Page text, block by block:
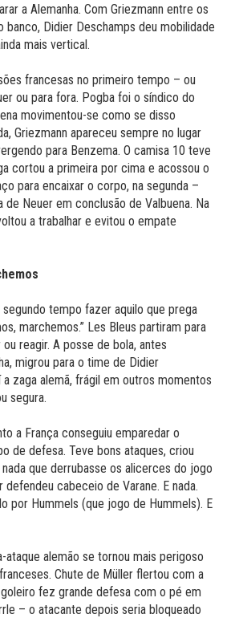
a Alemanha. Com Griezmann entre os
banco, Didier Deschamps deu mobilidade
mais vertical.
francesas no primeiro tempo – ou
ou para fora. Pogba foi o síndico do
movimentou-se como se disso
Griezmann apareceu sempre no lugar
para Benzema. O camisa 10 teve
cortou a primeira por cima e acossou o
para encaixar o corpo, na segunda –
de Neuer em conclusão de Valbuena. Na
a trabalhar e evitou o empate
segundo tempo fazer aquilo que prega
marchemos.” Les Bleus partiram para
reagir. A posse de bola, antes
migrou para o time de Didier
a zaga alemã, frágil em outros momentos
segura.
a França conseguiu emparedar o
de defesa. Teve bons ataques, criou
que derrubasse os alicerces do jogo
defendeu cabeceio de Varane. E nada.
por Hummels (que jogo de Hummels). E
ataque alemão se tornou mais perigoso
Chute de Müller flertou com a
fez grande defesa com o pé em
– o atacante depois seria bloqueado